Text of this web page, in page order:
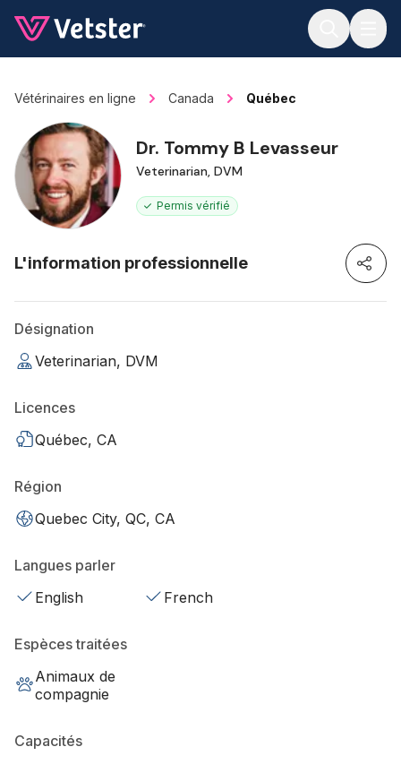
Vétérinaires en ligne Canada Québec
Dr. Tommy B Levasseur
Veterinarian, DVM
Permis vérifié
L'information professionnelle
Désignation
Veterinarian, DVM
Licences
Québec, CA
Région
Quebec City, QC, CA
Langues parler
English
French
Espèces traitées
Animaux de
compagnie
Capacités